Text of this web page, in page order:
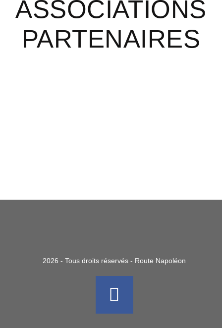
ASSOCIATIONS
PARTENAIRES
2026 - Tous droits réservés - Route Napoléon